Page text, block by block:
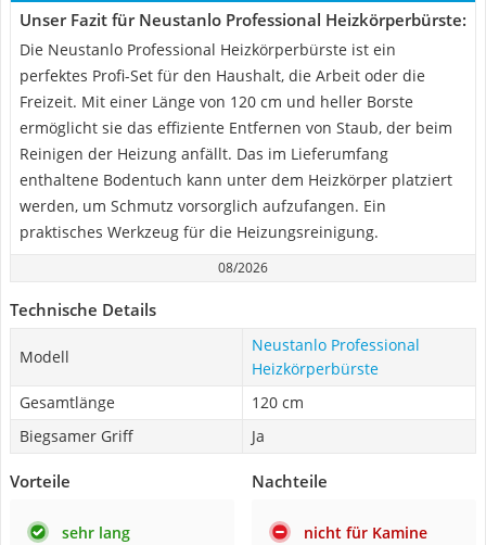
Unser Fazit für Neustanlo Professional Heizkörperbürste:
Die Neustanlo Professional Heizkörperbürste ist ein
perfektes Profi-Set für den Haushalt, die Arbeit oder die
Freizeit. Mit einer Länge von 120 cm und heller Borste
ermöglicht sie das effiziente Entfernen von Staub, der beim
Reinigen der Heizung anfällt. Das im Lieferumfang
enthaltene Bodentuch kann unter dem Heizkörper platziert
werden, um Schmutz vorsorglich aufzufangen. Ein
praktisches Werkzeug für die Heizungsreinigung.
08/2026
Technische Details
Modell
Neustanlo Professional
Heizkörperbürste
Gesamtlänge
120 cm
Biegsamer Griff
Ja
Vorteile
sehr lang
Nachteile
nicht für Kamine